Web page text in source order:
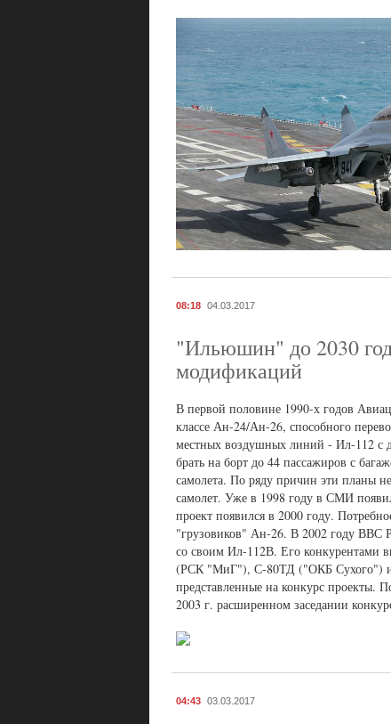
08:18 04.03.2017
"Ильюшин" до 2030
модификаций
В первой половине 1990-х годов
классе Ан-24/Ан-26, способного
местных воздушных линий - Ил-112 с
брать на борт до 44 пассажиров с
самолета. По ряду причин эти планы
самолет. Уже в 1998 году в СМИ
проект появился в 2000 году.
"грузовиков" Ан-26. В 2002 году ВВС
со своим Ил-112В. Его
(РСК "МиГ"), С-80ТД ("ОКБ Сухого") и
представленные на конкурс проекты.
2003 г. расширенном заседании
04:43 03.03.2017